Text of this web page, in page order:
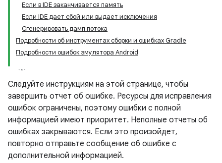
Если в IDE заканчивается память
Если IDE дает сбой или выдает исключения
Сгенерировать дамп потока
Подробности об инструментах сборки и ошибках Gradle
Подробности ошибок эмулятора Android
Следуйте инструкциям на этой странице, чтобы
завершить отчет об ошибке. Ресурсы для исправления
ошибок ограничены, поэтому ошибки с полной
информацией имеют приоритет. Неполные отчеты об
ошибках закрываются. Если это произойдет,
повторно отправьте сообщение об ошибке с
дополнительной информацией.